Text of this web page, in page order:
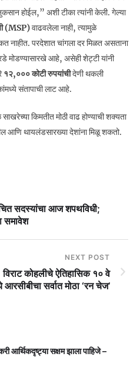
होईल,” अशी टीका त्यांनी केली. गेल्या
(MSP)वाढवलेला नाही, त्यामुळे
नाहीत. परदेशात चांगला दर मिळत असताना
मोडण्यासारखे आहे, असेही शेट्टी यांनी
१२,००० कोटी रुपयांचीदेणी थकली
संतापाची लाट आहे.
किमतीत मोठी वाढ होण्याची शक्यता
आणि थायलंडसारख्या देशांना मिळू शकतो.
सदस्यांचा आज शपथविधी;
समावेश
NEXT POST
कोहलीचे ऐतिहासिक १० वे
सर्वात मोठा ‘रन चेज’
आर्थिकदृष्ट्या सक्षम झाला पाहिजे –